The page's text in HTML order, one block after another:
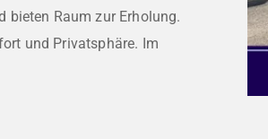
bieten Raum zur Erholung.
und Privatsphäre. Im